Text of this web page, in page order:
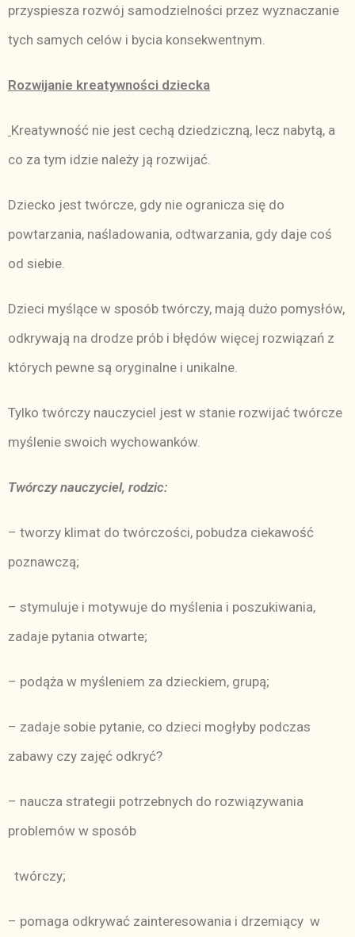
przyspiesza rozwój samodzielności przez wyznaczanie
tych samych celów i bycia konsekwentnym.
Rozwijanie kreatywności dziecka
Kreatywność nie jest cechą dziedziczną, lecz nabytą, a
co za tym idzie należy ją rozwijać.
Dziecko jest twórcze, gdy nie ogranicza się do
powtarzania, naśladowania, odtwarzania, gdy daje coś
od siebie.
Dzieci myślące w sposób twórczy, mają dużo pomysłów,
odkrywają na drodze prób i błędów więcej rozwiązań z
których pewne są oryginalne i unikalne.
Tylko twórczy nauczyciel jest w stanie rozwijać twórcze
myślenie swoich wychowanków.
Twórczy nauczyciel, rodzic:
– tworzy klimat do twórczości, pobudza ciekawość
poznawczą;
– stymuluje i motywuje do myślenia i poszukiwania,
zadaje pytania otwarte;
– podąża w myśleniem za dzieckiem, grupą;
– zadaje sobie pytanie, co dzieci mogłyby podczas
zabawy czy zajęć odkryć?
– naucza strategii potrzebnych do rozwiązywania
problemów w sposób
twórczy;
– pomaga odkrywać zainteresowania i drzemiący w